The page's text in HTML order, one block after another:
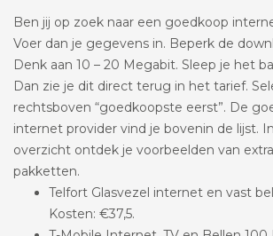
Ben jij op zoek naar een goedkoop
Voer dan je gegevens in. Beperk de
Denk aan 10 – 20 Megabit. Sleep je het
Dan zie je dit direct terug in het tarief.
rechtsboven “goedkoopste eerst”. De
internet provider vind je bovenin de lijst.
overzicht ontdek je voorbeelden van
pakketten.
Telfort Glasvezel internet en vast
Kosten: €37,5.